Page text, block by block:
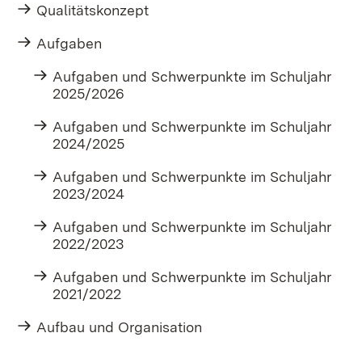
Qualitätskonzept
Aufgaben
Aufgaben und Schwerpunkte im Schuljahr
2025/2026
Aufgaben und Schwerpunkte im Schuljahr
2024/2025
Aufgaben und Schwerpunkte im Schuljahr
2023/2024
Aufgaben und Schwerpunkte im Schuljahr
2022/2023
Aufgaben und Schwerpunkte im Schuljahr
2021/2022
Aufbau und Organisation